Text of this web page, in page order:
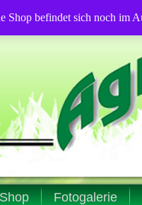
Shop Fotogalerie
Shop befindet sich noch im